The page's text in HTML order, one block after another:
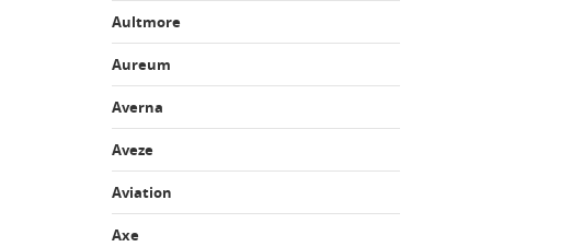
Aultmore
Aureum
Averna
Aveze
Aviation
Axe